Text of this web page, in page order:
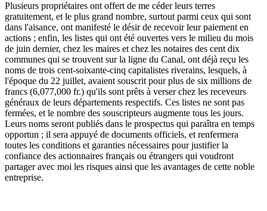
Plusieurs propriétaires ont offert de me céder leurs terres
gratuitement, et le plus grand nombre, surtout parmi ceux qui sont
dans l'aisance, ont manifesté le désir de recevoir leur paiement en
actions ; enfin, les listes qui ont été ouvertes vers le milieu du mois
de juin dernier, chez les maires et chez les notaires des cent dix
communes qui se trouvent sur la ligne du Canal, ont déjà reçu les
noms de trois cent-soixante-cinq capitalistes riverains, lesquels, à
l'époque du 22 juillet, avaient souscrit pour plus de six millions de
francs (6,077,000 fr.) qu'ils sont prêts à verser chez les receveurs
généraux de leurs départements respectifs. Ces listes ne sont pas
fermées, et le nombre des souscripteurs augmente tous les jours.
Leurs noms seront publiés dans le prospectus qui paraîtra en temps
opportun ; il sera appuyé de documents officiels, et renfermera
toutes les conditions et garanties nécessaires pour justifier la
confiance des actionnaires français ou étrangers qui voudront
partager avec moi les risques ainsi que les avantages de cette noble
entreprise.